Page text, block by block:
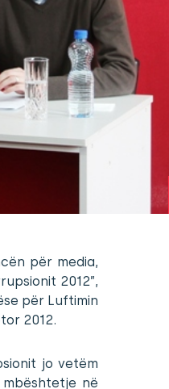
për media,
2012”,
për Luftimin
2012.
jo vetëm
në